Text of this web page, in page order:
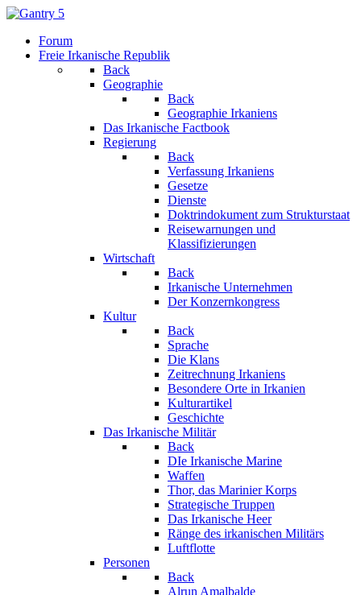
Forum
Freie Irkanische Republik
Back
Geographie
Back
Geographie Irkaniens
Das Irkanische Factbook
Regierung
Back
Verfassung Irkaniens
Gesetze
Dienste
Doktrindokument zum Strukturstaat
Reisewarnungen und
Klassifizierungen
Wirtschaft
Back
Irkanische Unternehmen
Der Konzernkongress
Kultur
Back
Sprache
Die Klans
Zeitrechnung Irkaniens
Besondere Orte in Irkanien
Kulturartikel
Geschichte
Das Irkanische Militär
Back
DIe Irkanische Marine
Waffen
Thor, das Marinier Korps
Strategische Truppen
Das Irkanische Heer
Ränge des irkanischen Militärs
Luftflotte
Personen
Back
Alrun Amalbalde